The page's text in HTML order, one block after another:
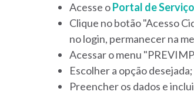
Acesse oPortal de
Clique no botão "Acesso
no login, permanecer na
Acessar o menu
Escolher a opção desejada;
Preencher os dados e